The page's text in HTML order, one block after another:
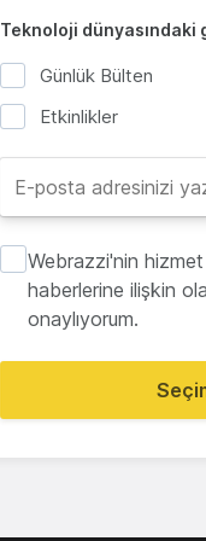
Teknoloji dünyasındaki
Günlük Bülten
Etkinlikler
Webrazzi'nin
haberlerine ilişkin
onaylıyorum.